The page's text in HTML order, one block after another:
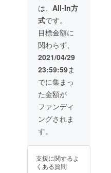
お断り
させて
いただ
く場合
があり
ます。
に受講
できま
す！ ※
日時に
ついて
はメー
ルでご
連絡さ
せてい
ただき
ます。
は、 All-In方
式です。
目標金額に
関わらず、
2021/04/29
23:59:59ま
でに集まっ
た金額が
ファンディ
ングされま
す。
支援に関するよ
くある質問